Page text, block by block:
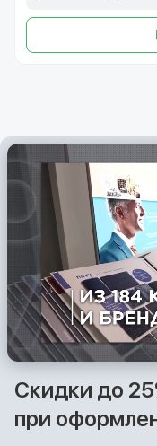
Скидки до
при